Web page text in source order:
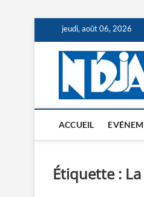
content
jeudi, août 06, 2026
ACCUEIL
Étiquette :